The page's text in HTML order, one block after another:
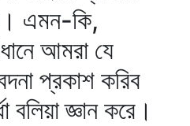
এমন-কি,
আমরা যে
প্রকাশ করিব
বলিয়া জ্ঞান করে।